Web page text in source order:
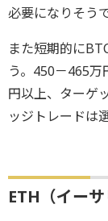
必要になりそうで
また短期的に
う。450－465
円以上、ターゲ
ッジトレードは
ETH（イー